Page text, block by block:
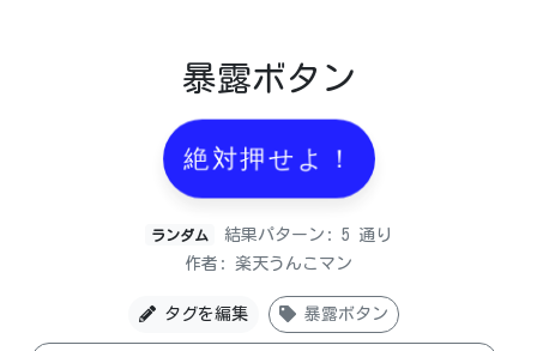
暴露ボタン
絶対押せよ！
ランダム
結果パターン: 5 通り
作者: 楽天うんこマン
タグを編集 暴露ボタン